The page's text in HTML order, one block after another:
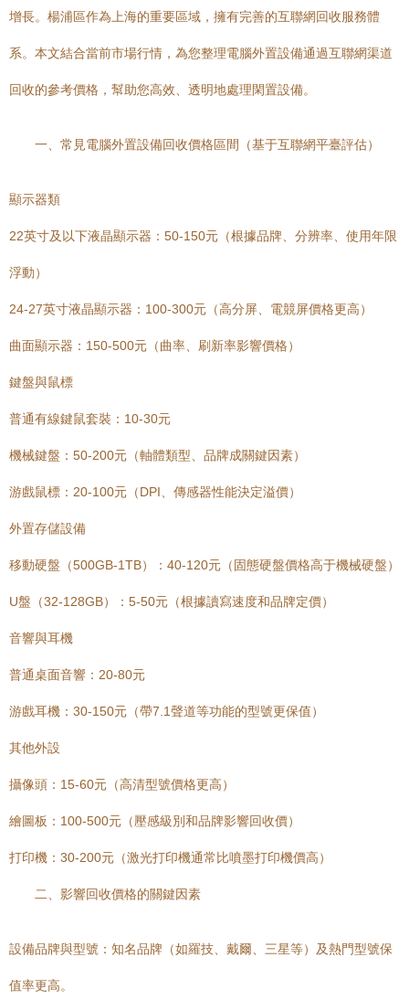
增長。楊浦區作為上海的重要區域，擁有完善的互聯網回收服務體
系。本文結合當前市場行情，為您整理電腦外置設備通過互聯網渠道
回收的參考價格，幫助您高效、透明地處理閑置設備。
一、常見電腦外置設備回收價格區間（基于互聯網平臺評估）
顯示器類
22英寸及以下液晶顯示器：50-150元（根據品牌、分辨率、使用年限
浮動）
24-27英寸液晶顯示器：100-300元（高分屏、電競屏價格更高）
曲面顯示器：150-500元（曲率、刷新率影響價格）
鍵盤與鼠標
普通有線鍵鼠套裝：10-30元
機械鍵盤：50-200元（軸體類型、品牌成關鍵因素）
游戲鼠標：20-100元（DPI、傳感器性能決定溢價）
外置存儲設備
移動硬盤（500GB-1TB）：40-120元（固態硬盤價格高于機械硬盤）
U盤（32-128GB）：5-50元（根據讀寫速度和品牌定價）
音響與耳機
普通桌面音響：20-80元
游戲耳機：30-150元（帶7.1聲道等功能的型號更保值）
其他外設
攝像頭：15-60元（高清型號價格更高）
繪圖板：100-500元（壓感級別和品牌影響回收價）
打印機：30-200元（激光打印機通常比噴墨打印機價高）
二、影響回收價格的關鍵因素
設備品牌與型號：知名品牌（如羅技、戴爾、三星等）及熱門型號保
值率更高。